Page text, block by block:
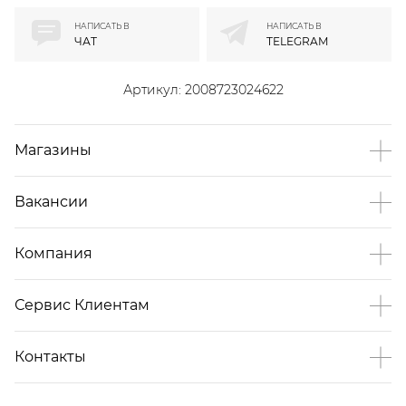
Артикул: 2008723024622
НАПИСАТЬ В
ЧАТ
НАПИСАТЬ В
TELEGRAM
Магазины
Вакансии
Компания
Сервис Клиентам
Контакты